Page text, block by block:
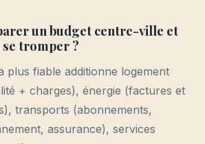
un budget centre-ville et
tromper ?
plus fiable additionne logement
+ charges), énergie (factures et
transports (abonnements,
assurance), services